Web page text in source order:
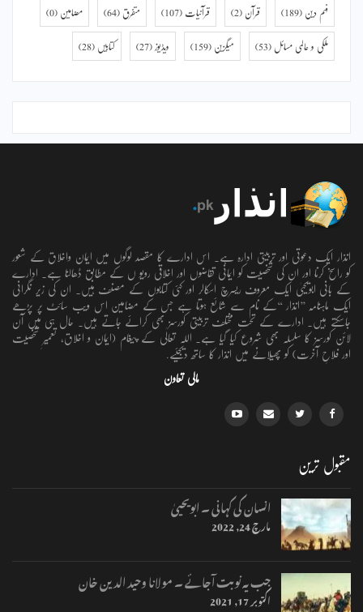
فہم دین (189) قرآن (2) قرآنیات (107) متفرق (64) مضامین (0)
ملکی و عالمی مسائل (53) میگزین (159) ویڈیوز (27) کتابیں (28)
انذار ایک دعوتی اور تربیتی ادارہ ہے۔ اس ادارے کا مقصد لوگوں میں ایمان واخلاق کے شعور
کو راسخ کرنا اور ان کی شخصیت کو ایمانی تقاضوں اور اخلاقی رویو ں کے مطابق ڈھالنا ہے۔ ادارے
کے بانی ابویحییٰ ایک معروف ریسرچ اسکالر اور کئی کتابوں کے مصنف ہیں۔ ان کی زیر نگرانی
ایک ماہنامہ ’’انذار ‘‘کے نام سے شائع ہوتا ہے جس کے مضامین اس ویب سائٹ پر پڑھے
جاسکتے ہیں۔ ادارے کے تحت مختلف تربیتی کورسز بھی کرائے جاتے ہیں۔ حال ہی میں آن
لائن کورسز کا سلسلہ بھی شروع کیا گیا ہے۔ اللہ تعالٰی کے پیغام (ایمان و اخلاق، تعمیرِ شخصیت
اور فلاحِ آخرت) کو پھیلانے میں انذار کا ساتھ دیجئیے.
مالی تعاون
مقبول ترین
انسان کی کہانی ۔ ابویحییٰ
مارچ 24, 2022
جب یہ نوبت آجائے ۔ مولانا وحید الدین خان
اکتوبر 17, 2021